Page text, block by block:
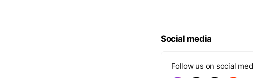
Social media
Follow us on social